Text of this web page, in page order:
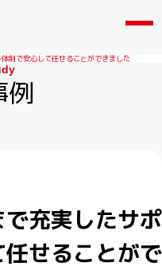
制で安心して任せることができました
例
充実したサポ
せることがで